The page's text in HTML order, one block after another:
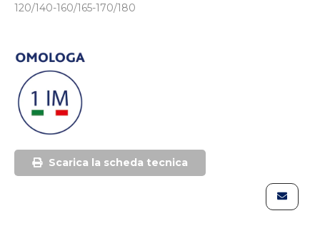
120/140-160/165-170/180
Scarica la scheda tecnica